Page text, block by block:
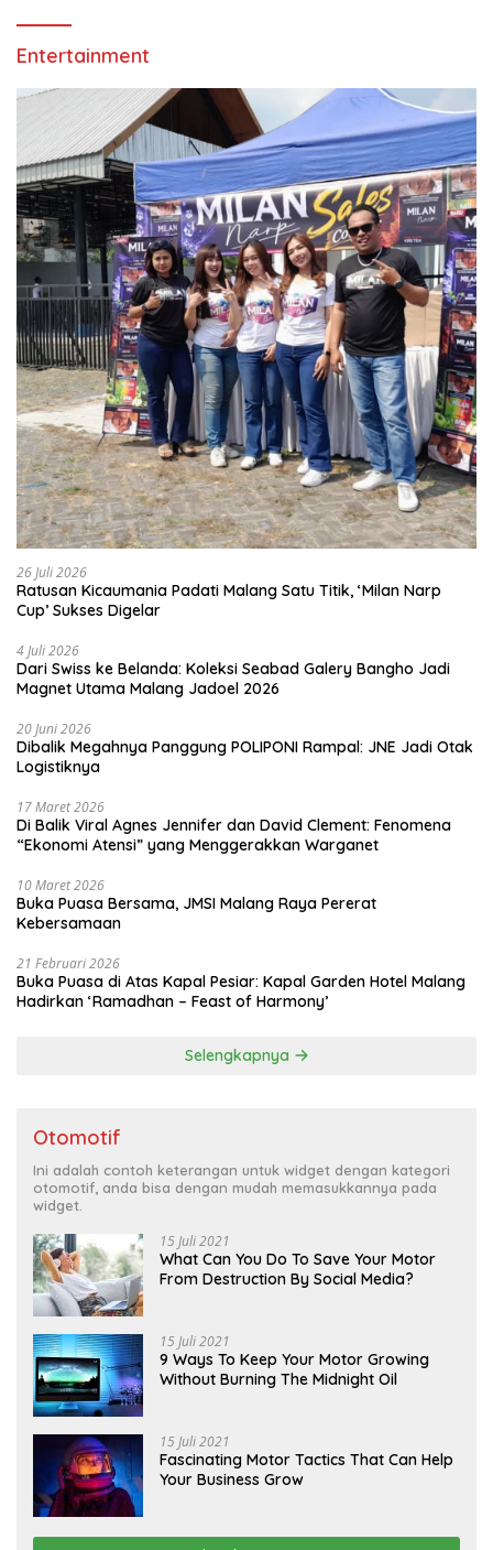
Entertainment
26 Juli 2026
Ratusan Kicaumania Padati Malang Satu Titik, ‘Milan Narp
Cup’ Sukses Digelar
4 Juli 2026
Dari Swiss ke Belanda: Koleksi Seabad Galery Bangho Jadi
Magnet Utama Malang Jadoel 2026
20 Juni 2026
Dibalik Megahnya Panggung POLIPONI Rampal: JNE Jadi Otak
Logistiknya
17 Maret 2026
Di Balik Viral Agnes Jennifer dan David Clement: Fenomena
“Ekonomi Atensi” yang Menggerakkan Warganet
10 Maret 2026
Buka Puasa Bersama, JMSI Malang Raya Pererat
Kebersamaan
21 Februari 2026
Buka Puasa di Atas Kapal Pesiar: Kapal Garden Hotel Malang
Hadirkan ‘Ramadhan – Feast of Harmony’
Selengkapnya
Otomotif
Ini adalah contoh keterangan untuk widget dengan kategori
otomotif, anda bisa dengan mudah memasukkannya pada
widget.
15 Juli 2021
What Can You Do To Save Your Motor
From Destruction By Social Media?
15 Juli 2021
9 Ways To Keep Your Motor Growing
Without Burning The Midnight Oil
15 Juli 2021
Fascinating Motor Tactics That Can Help
Your Business Grow